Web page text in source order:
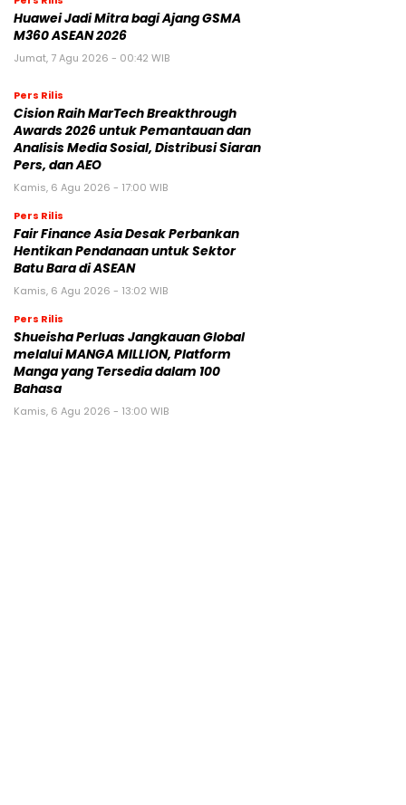
Huawei Jadi Mitra bagi Ajang GSMA
M360 ASEAN 2026
Jumat, 7 Agu 2026 - 00:42 WIB
Pers Rilis
Cision Raih MarTech Breakthrough
Awards 2026 untuk Pemantauan dan
Analisis Media Sosial, Distribusi Siaran
Pers, dan AEO
Kamis, 6 Agu 2026 - 17:00 WIB
Pers Rilis
Fair Finance Asia Desak Perbankan
Hentikan Pendanaan untuk Sektor
Batu Bara di ASEAN
Kamis, 6 Agu 2026 - 13:02 WIB
Pers Rilis
Shueisha Perluas Jangkauan Global
melalui MANGA MILLION, Platform
Manga yang Tersedia dalam 100
Bahasa
Kamis, 6 Agu 2026 - 13:00 WIB